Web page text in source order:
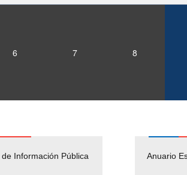
6 7 8
Información Pública Anuario
Empleos Públicos